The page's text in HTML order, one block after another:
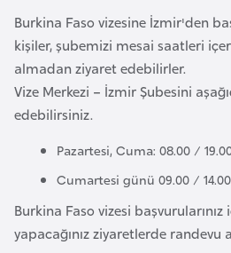
Burkina Faso vizesine İzmir'den
kişiler, şubemizi mesai saatleri
almadan ziyaret edebilirler.
Vize Merkezi – İzmir Şubesini
edebilirsiniz.
Pazartesi, Cuma: 08.00 /
Cumartesi günü 09.00 /
Burkina Faso vizesi
yapacağınız ziyaretlerde
a
r
i
s
t
B
u